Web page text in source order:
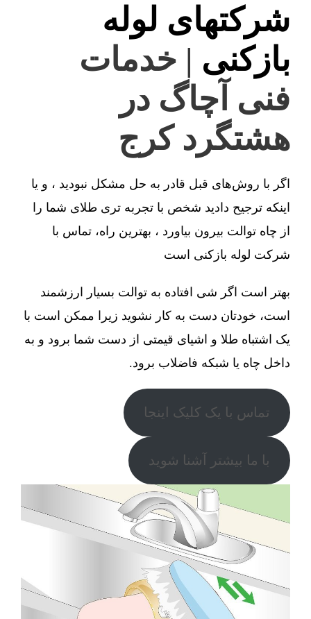
شرکتهای لوله
بازکنی | خدمات
فنی آچاگ در
هشتگرد کرج
اگر با روش‌های قبل قادر به حل مشکل نبودید ، و یا
اینکه ترجیح دادید شخص با تجربه تری طلای شما را
از چاه توالت بیرون بیاورد ، بهترین راه، تماس با
شرکت لوله بازکنی است
بهتر است اگر شی افتاده به توالت بسیار ارزشمند
است، خودتان دست به کار نشوید زیرا ممکن است با
یک اشتباه طلا و اشیای قیمتی از دست شما برود و به
داخل چاه یا شبکه فاضلاب برود.
تماس با یک کلیک اینجا
با ما بیشتر آشنا شوید